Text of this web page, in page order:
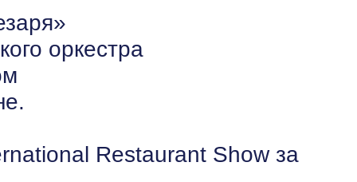
оркестра
Restaurant Show за